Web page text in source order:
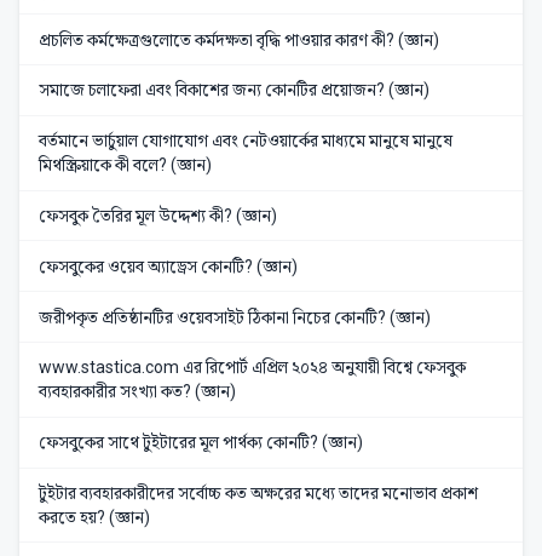
প্রচলিত কর্মক্ষেত্রগুলোতে কর্মদক্ষতা বৃদ্ধি পাওয়ার কারণ কী? (জ্ঞান)
সমাজে চলাফেরা এবং বিকাশের জন্য কোনটির প্রয়োজন? (জ্ঞান)
বর্তমানে ভার্চুয়াল যোগাযোগ এবং নেটওয়ার্কের মাধ্যমে মানুষে মানুষে
মিথস্ক্রিয়াকে কী বলে? (জ্ঞান)
ফেসবুক তৈরির মূল উদ্দেশ্য কী? (জ্ঞান)
ফেসবুকের ওয়েব অ্যাড্রেস কোনটি? (জ্ঞান)
জরীপকৃত প্রতিষ্ঠানটির ওয়েবসাইট ঠিকানা নিচের কোনটি? (জ্ঞান)
www.stastica.com এর রিপোর্ট এপ্রিল ২০২৪ অনুযায়ী বিশ্বে ফেসবুক
ব্যবহারকারীর সংখ্যা কত? (জ্ঞান)
ফেসবুকের সাথে টুইটারের মূল পার্থক্য কোনটি? (জ্ঞান)
টুইটার ব্যবহারকারীদের সর্বোচ্চ কত অক্ষরের মধ্যে তাদের মনোভাব প্রকাশ
করতে হয়? (জ্ঞান)